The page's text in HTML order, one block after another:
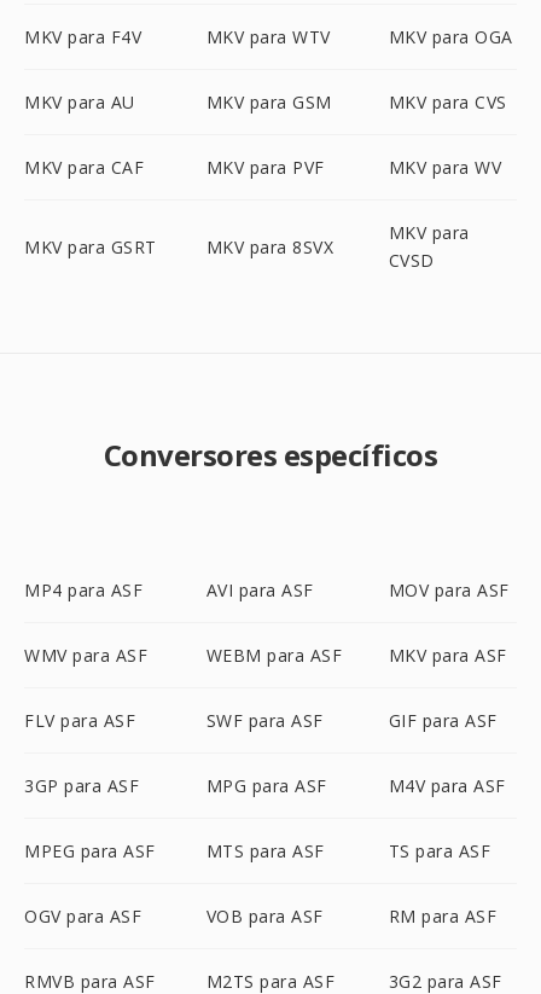
MKV para F4V MKV para WTV MKV para OGA
MKV para AU MKV para GSM MKV para CVS
MKV para CAF MKV para PVF MKV para WV
MKV para GSRT MKV para 8SVX
MKV para
CVSD
Conversores específicos
MP4 para ASF AVI para ASF MOV para ASF
WMV para ASF WEBM para ASF MKV para ASF
FLV para ASF SWF para ASF GIF para ASF
3GP para ASF MPG para ASF M4V para ASF
MPEG para ASF MTS para ASF TS para ASF
OGV para ASF VOB para ASF RM para ASF
RMVB para ASF M2TS para ASF 3G2 para ASF